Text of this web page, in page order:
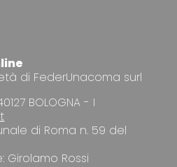
di FederUnacoma surl
BOLOGNA - I
di Roma n. 59 del
Girolamo Rossi